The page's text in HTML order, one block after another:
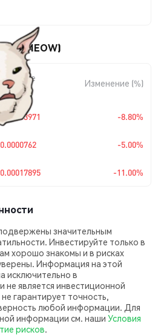
(LMEOW)
Изменение (%)
-8.80%
-5.00%
-11.00%
значительным
Инвестируйте только в
хорошо знакомы и в рисках
Информация на этой
исключительно в
является инвестиционной
гарантирует точность,
любой информации. Для
информации см. наши Условия
рисков.